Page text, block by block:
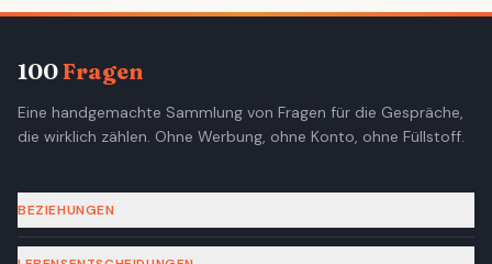
100Fragen
Eine handgemachte Sammlung von Fragen für die Gespräche,
die wirklich zählen. Ohne Werbung, ohne Konto, ohne Füllstoff.
BEZIEHUNGEN